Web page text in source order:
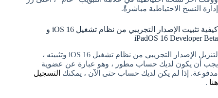
إدارة النسخ الاحتياطية مباشرةً.
كيفية تثبيت الإصدار التجريبي من نظام تشغيل iOS 16 و
iPadOS 16 Developer Beta
لتنزيل الإصدار التجريبي من نظام تشغيل iOS 16 وتثبيته ،
يجب أن يكون لديك حساب مطور ، وهو عبارة عن عضوية
مدفوعة. إذا لم يكن لديك حساب حتى الآن ، يمكنك التسجيل
هنا .